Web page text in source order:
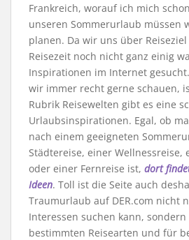
Frankreich, worauf ich mich
unseren Sommerurlaub müssen
planen. Da wir uns über
Reisezeit noch nicht ganz einig
Inspirationen im Internet
wir immer recht gerne schauen,
Rubrik Reisewelten gibt es eine
Urlaubsinspirationen. Egal, ob
nach einem geeigneten
Städtereise, einer Wellnessreise,
oder einer Fernreise ist, dort
Ideen. Toll ist die Seite auch
Traumurlaub auf DER.com nicht
Interessen suchen kann, sondern
bestimmten Reisearten und für